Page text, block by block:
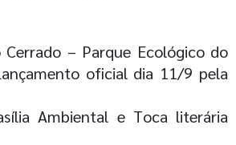
– Parque Ecológico do
oficial dia 11/9 pela
Ambiental e Toca literária